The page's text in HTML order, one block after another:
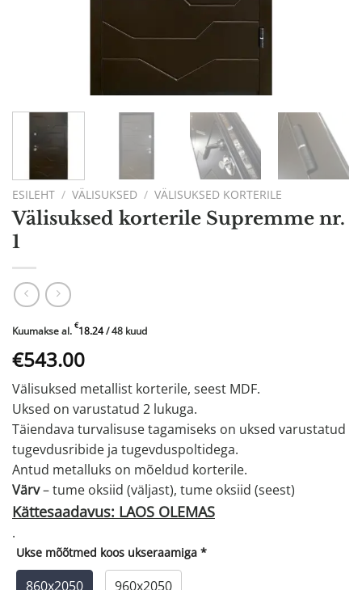
ESILEHT / VÄLISUKSED / VÄLISUKSED KORTERILE
Välisuksed korterile Supremme nr.
1
Kuumakse al. €18.24/ 48 kuud
Algne
hind
oli:
€780.00.
€543.00Praegune
hind
on:
€543.00.
Välisuksed metallist korterile, seest MDF.
Uksed on varustatud 2 lukuga.
Täiendava turvalisuse tagamiseks on uksed varustatud
tugevdusribide ja tugevduspoltidega.
Antud metalluks on mõeldud korterile.
Värv– tume oksiid (väljast), tume oksiid (seest)
Kättesaadavus: LAOS OLEMAS
.
Ukse mõõtmed koos ukseraamiga *
860x2050 960x2050